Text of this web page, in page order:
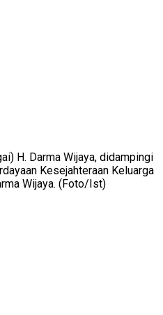
H. Darma Wijaya, didampingi
Kesejahteraan Keluarga
Wijaya. (Foto/Ist)